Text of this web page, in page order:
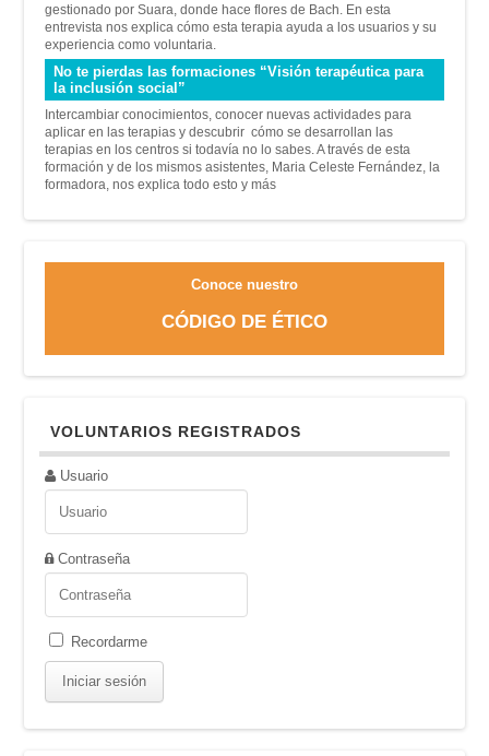
gestionado por Suara, donde hace flores de Bach. En esta
entrevista nos explica cómo esta terapia ayuda a los usuarios y su
experiencia como voluntaria.
No te pierdas las formaciones “Visión terapéutica para
la inclusión social”
Intercambiar conocimientos, conocer nuevas actividades para
aplicar en las terapias y descubrir cómo se desarrollan las
terapias en los centros si todavía no lo sabes. A través de esta
formación y de los mismos asistentes, Maria Celeste Fernández, la
formadora, nos explica todo esto y más
Conoce nuestro
CÓDIGO DE ÉTICO
VOLUNTARIOS REGISTRADOS
Usuario
Contraseña
Recordarme